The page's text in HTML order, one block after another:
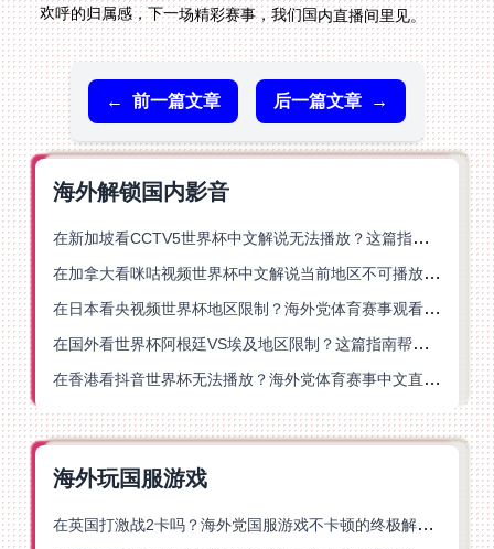
欢呼的归属感，下一场精彩赛事，我们国内直播间里见。
← 前一篇文章 后一篇文章 →
海外解锁国内影音
在新加坡看CCTV5世界杯中文解说无法播放？这篇指南帮你解锁海外体育直播自由
在加拿大看咪咕视频世界杯中文解说当前地区不可播放？这篇指南帮你一键解决
在日本看央视频世界杯地区限制？海外党体育赛事观看终极指南
在国外看世界杯阿根廷VS埃及地区限制？这篇指南帮你搞定中文直播+解说
在香港看抖音世界杯无法播放？海外党体育赛事中文直播终极指南
海外玩国服游戏
在英国打激战2卡吗？海外党国服游戏不卡顿的终极解决方案